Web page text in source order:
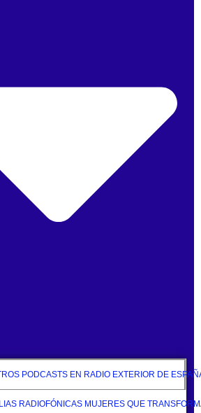
PODCASTS EN RADIO EXTERIOR DE
RADIOFÓNICAS MUJERES QUE